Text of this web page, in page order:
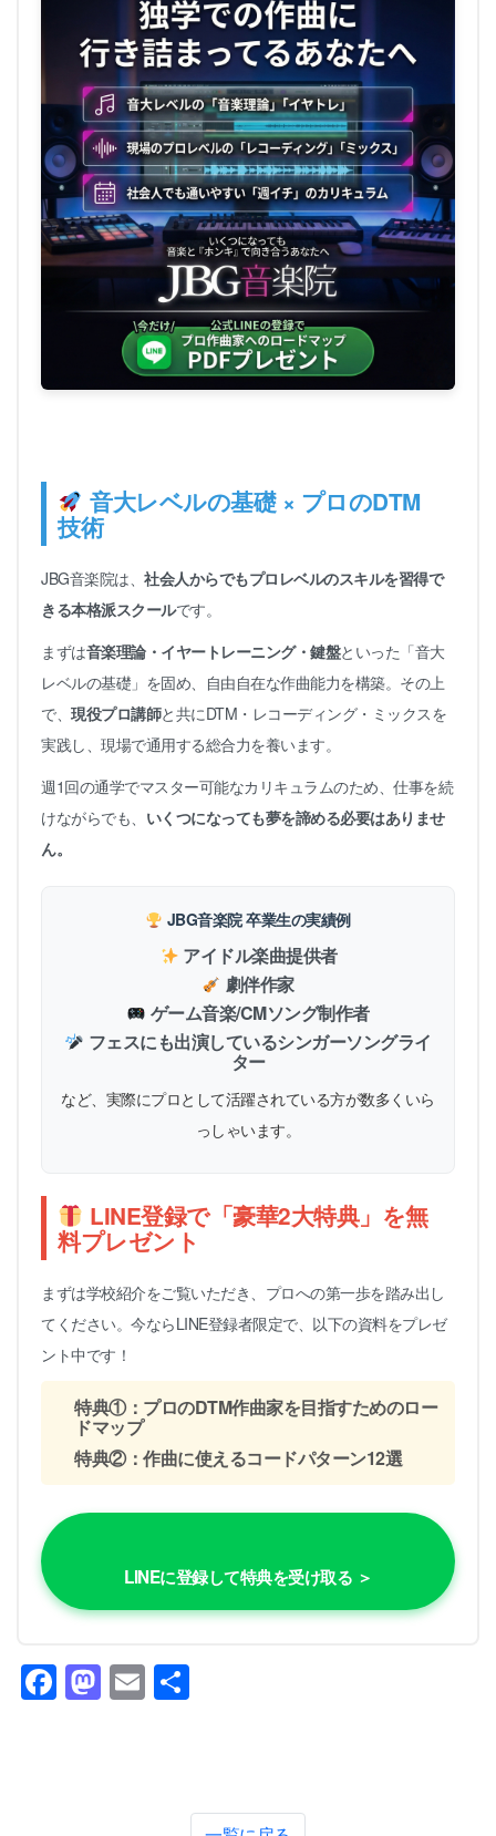
音大レベルの基礎 × プロのDTM
技術
JBG音楽院は、 社会人からでもプロレベルのスキルを習得で
きる本格派スクールです。
まずは音楽理論・イヤートレーニング・鍵盤といった「音大
レベルの基礎」を固め、自由自在な作曲能力を構築。その上
で、 現役プロ講師と共にDTM・レコーディング・ミックスを
実践し、現場で通用する総合力を養います。
週1回の通学でマスター可能なカリキュラムのため、仕事を続
けながらでも、 いくつになっても夢を諦める必要はありませ
ん。
JBG音楽院 卒業生の実績例
アイドル楽曲提供者
劇伴作家
ゲーム音楽/CMソング制作者
フェスにも出演しているシンガーソングライ
ター
など、実際にプロとして活躍されている方が数多くいら
っしゃいます。
LINE登録で「豪華2大特典」を無
料プレゼント
まずは学校紹介をご覧いただき、プロへの第一歩を踏み出し
てください。今ならLINE登録者限定で、以下の資料をプレゼ
ント中です！
特典①：プロのDTM作曲家を目指すためのロー
ドマップ
特典②：作曲に使えるコードパターン12選
LINEに登録して特典を受け取る ＞
Facebook
Mastodon
Email